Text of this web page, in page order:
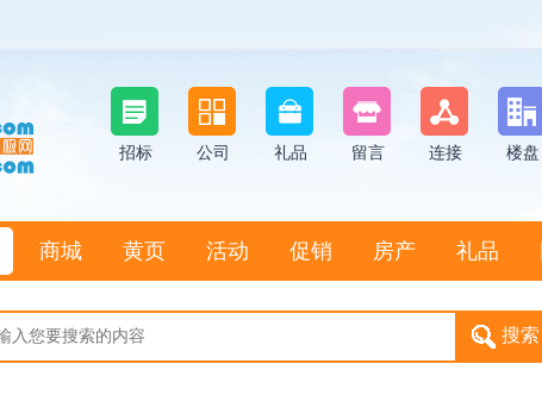
招标 公司 礼品 留言 连接 楼盘
商城 黄页 活动 促销 房产 礼品